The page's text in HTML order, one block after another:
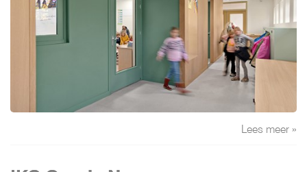
Lees meer »